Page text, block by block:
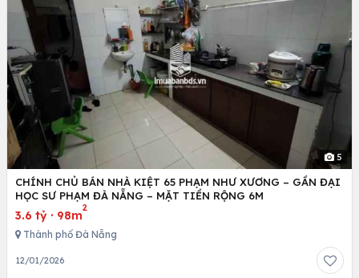
5
CHÍNH CHỦ BÁN NHÀ KIỆT 65 PHẠM NHƯ XƯƠNG – GẦN ĐẠI
HỌC SƯ PHẠM ĐÀ NẴNG – MẶT TIỀN RỘNG 6M
3.6 tỷ · 98m
2
Thành phố Đà Nẵng
12/01/2026